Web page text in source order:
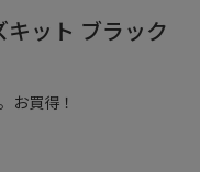
お買得！
ット ブラック